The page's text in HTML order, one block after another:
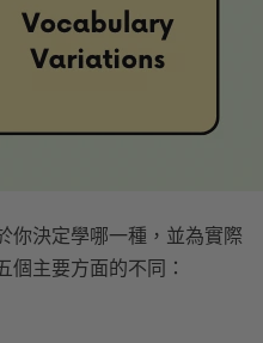
你決定學哪一種，並為實際
個主要方面的不同：